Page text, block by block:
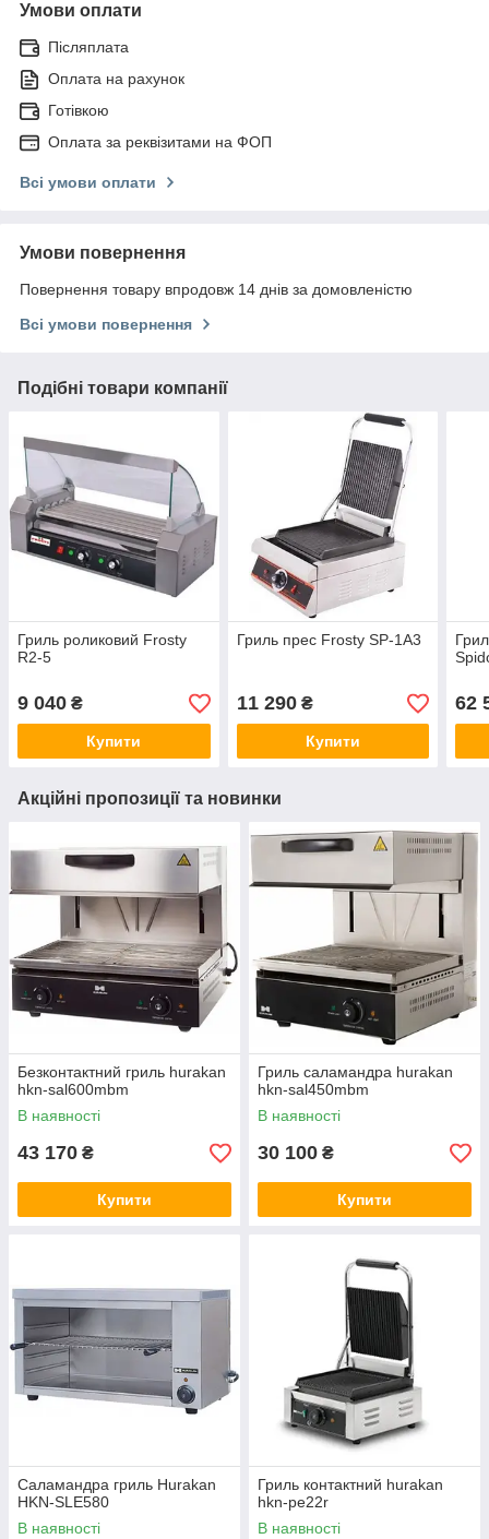
Умови оплати
Післяплата
Оплата на рахунок
Готівкою
Оплата за реквізитами на ФОП
Всі умови оплати
Умови повернення
Повернення товару впродовж 14 днів за домовленістю
Всі умови повернення
Подібні товари компанії
Гриль роликовий Frosty
R2-5
9 040 ₴
Купити
Гриль прес Frosty SP-1A3
11 290₴
Купити
62
Акційні пропозиції та новинки
Безконтактний гриль hurakan
hkn-sal600mbm
В наявності
43 170 ₴
Купити
Гриль саламандра hurakan
hkn-sal450mbm
В наявності
30 100 ₴
Купити
Саламандра гриль Hurakan
HKN-SLE580
В наявності
Гриль контактний hurakan
hkn-pe22r
В наявності